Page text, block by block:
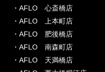
・AFLO 心斎橋店
・AFLO 上本町店
・AFLO 肥後橋店
・AFLO 南森町店
・AFLO 天満橋店